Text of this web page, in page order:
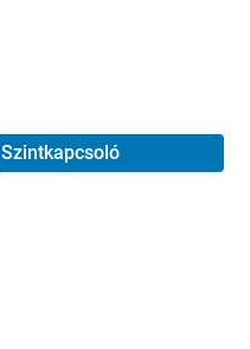
Szintkapcsoló